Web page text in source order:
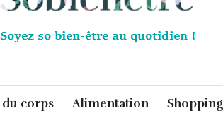
du corps Alimentation Shopping